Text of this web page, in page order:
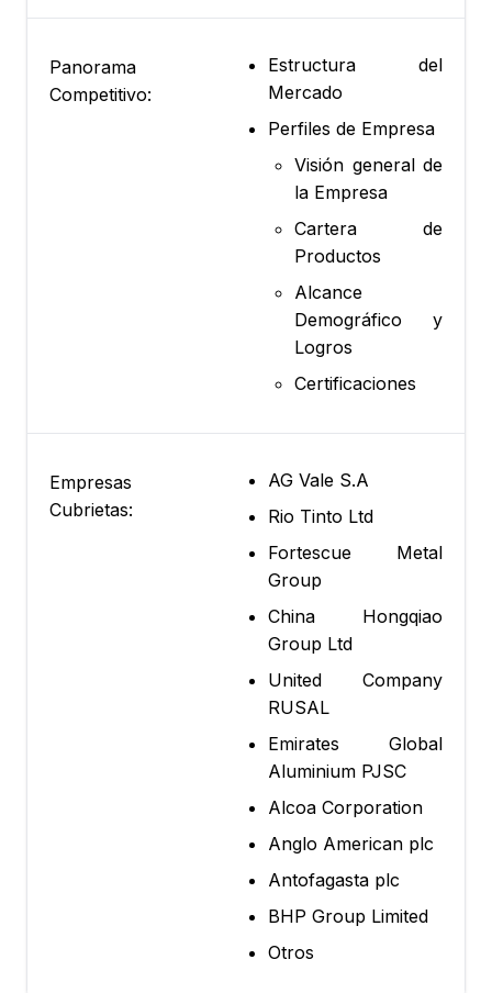
Panorama
Competitivo:
Estructura del
Mercado
Perfiles de Empresa
Visión general de
la Empresa
Cartera de
Productos
Alcance
Demográfico y
Logros
Certificaciones
Empresas
Cubrietas:
AG Vale S.A
Rio Tinto Ltd
Fortescue Metal
Group
China Hongqiao
Group Ltd
United Company
RUSAL
Emirates Global
Aluminium PJSC
Alcoa Corporation
Anglo American plc
Antofagasta plc
BHP Group Limited
Otros